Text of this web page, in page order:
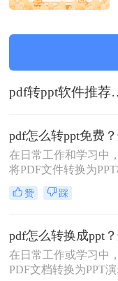
pdf转ppt软
在日常工作和学习中
将PDF文件转换为
行演示或编辑。那么
费呢？虽然市面上有
转PPT方法，帮助你
式的转换。
赞 踩
在日常工作或学习中
PDF文档转换为PPT